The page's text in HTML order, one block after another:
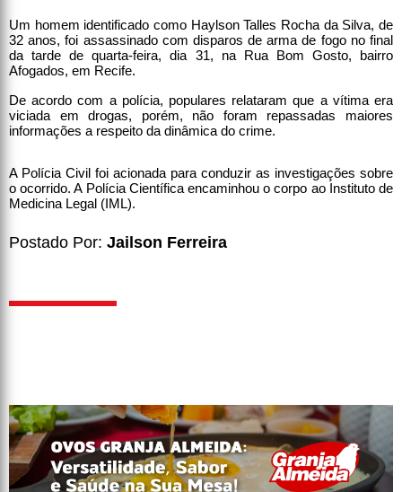
Um homem identificado como Haylson Talles Rocha da Silva, de
32 anos, foi assassinado com disparos de arma de fogo no final
da tarde de quarta-feira, dia 31, na Rua Bom Gosto, bairro
Afogados, em Recife.
De acordo com a polícia, populares relataram que a vítima era
viciada em drogas, porém, não foram repassadas maiores
informações a respeito da dinâmica do crime.
A Polícia Civil foi acionada para conduzir as investigações sobre
o ocorrido. A Polícia Científica encaminhou o corpo ao Instituto de
Medicina Legal (IML).
Postado Por: Jailson Ferreira